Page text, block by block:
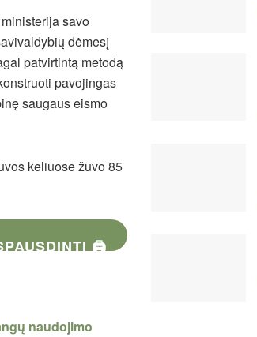
savo
dėmesį
patvirtintą metodą
pavojingas
saugaus eismo
keliuose žuvo 85
🖨
naudojimo